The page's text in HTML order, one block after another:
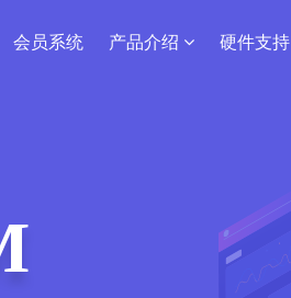
会员系统 产品介绍 硬件支持